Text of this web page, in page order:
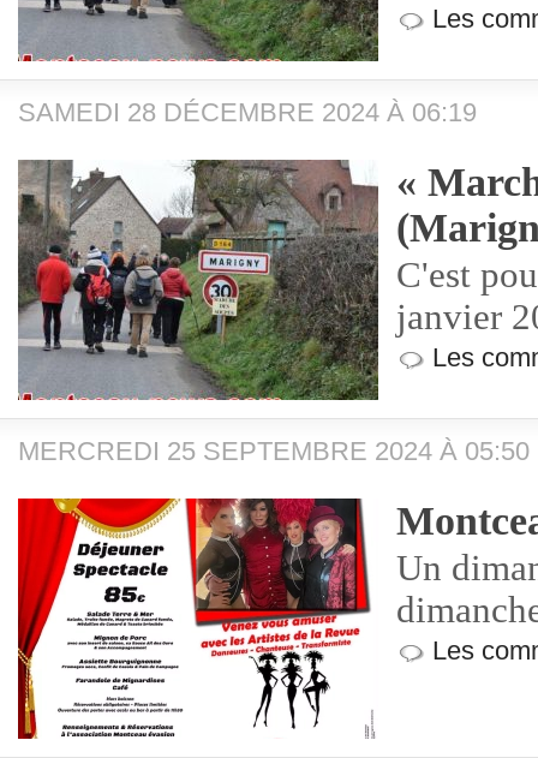
Les
SAMEDI 28 DÉCEMBRE 2024 À 06:19
«
C'est
janvier
Les
MERCREDI 25 SEPTEMBRE 2024 À 05:50
Un
Les